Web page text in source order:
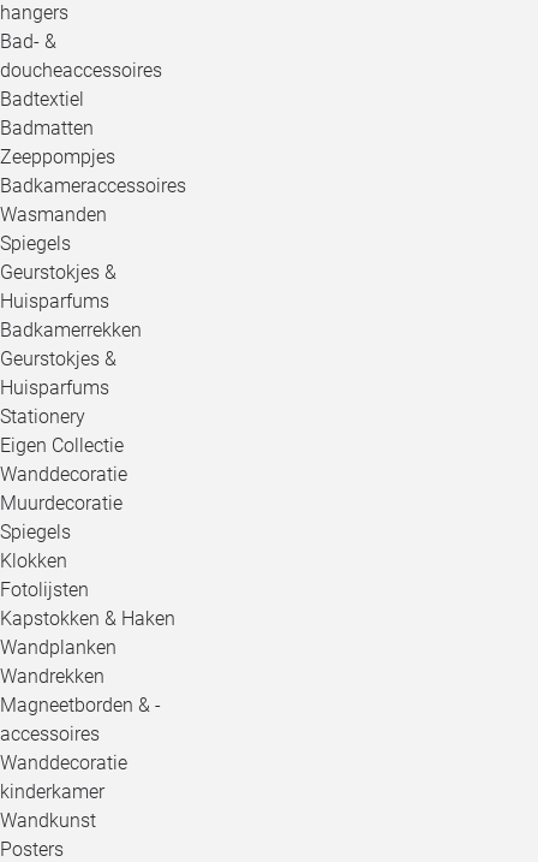
hangers
Bad- &
doucheaccessoires
Badtextiel
Badmatten
Zeeppompjes
Badkameraccessoires
Wasmanden
Spiegels
Geurstokjes &
Huisparfums
Badkamerrekken
Geurstokjes &
Huisparfums
Stationery
Eigen Collectie
Wanddecoratie
Muurdecoratie
Spiegels
Klokken
Fotolijsten
Kapstokken & Haken
Wandplanken
Wandrekken
Magneetborden & -
accessoires
Wanddecoratie
kinderkamer
Wandkunst
Posters